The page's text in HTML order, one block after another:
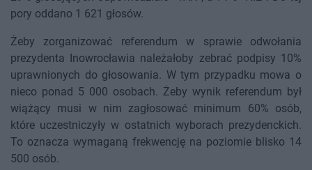
pory oddano 1 621 głosów.
Żeby zorganizować referendum w sprawie odwołania
prezydenta Inowrocławia należałoby zebrać podpisy 10%
uprawnionych do głosowania. W tym przypadku mowa o
nieco ponad 5 000 osobach. Żeby wynik referendum był
wiążący musi w nim zagłosować minimum 60% osób,
które uczestniczyły w ostatnich wyborach prezydenckich.
To oznacza wymaganą frekwencję na poziomie blisko 14
500 osób.